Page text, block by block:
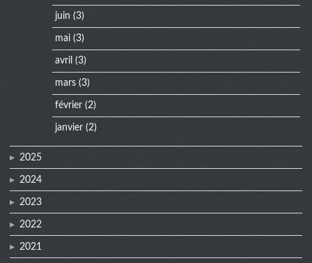
juin (3)
mai(3)
avril (3)
mars(3)
février(2)
janvier(2)
2025
2024
2023
2022
2021